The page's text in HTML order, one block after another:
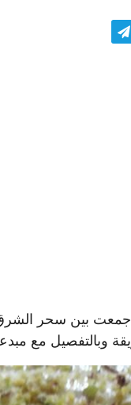
بين سحر الشرق,
وبالتفصيل مع